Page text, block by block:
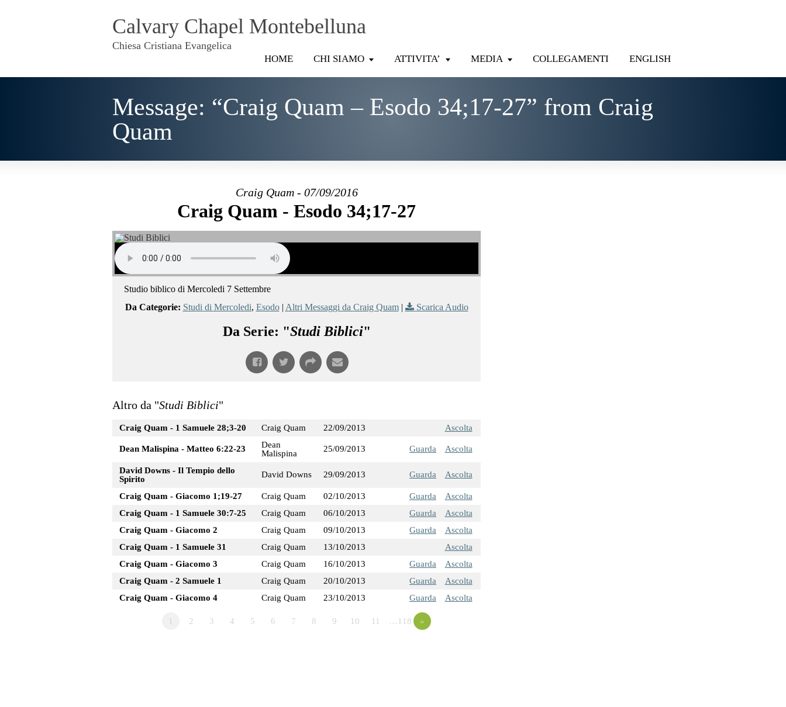
Calvary Chapel Montebelluna
Chiesa Cristiana Evangelica
HOME CHI SIAMO ATTIVITA’ MEDIA COLLEGAMENTI ENGLISH
Message: “Craig Quam – Esodo 34;17-27” from Craig
Quam
Craig Quam - 07/09/2016
Craig Quam - Esodo 34;17-27
Studio biblico di Mercoledi 7 Settembre
Da Categorie: Studi di Mercoledi, Esodo| Altri Messaggi da Craig Quam| Scarica Audio
Da Serie: "Studi Biblici"
Altro da "Studi Biblici"
Craig Quam - 1 Samuele 28;3-20 Craig Quam 22/09/2013 Ascolta
Dean Malispina - Matteo 6:22-23
Dean
Malispina
25/09/2013 Guarda Ascolta
David Downs - Il Tempio dello
Spirito
David Downs 29/09/2013 Guarda Ascolta
Craig Quam - Giacomo 1;19-27 Craig Quam 02/10/2013 Guarda
Ascolta
Craig Quam - 1 Samuele 30:7-25
Craig Quam 06/10/2013 Guarda
Ascolta
Craig Quam - Giacomo 2
Craig Quam 09/10/2013 Guarda
Ascolta
Craig Quam - 1 Samuele 31
Craig Quam 13/10/2013
Ascolta
Craig Quam - Giacomo 3
Craig Quam 16/10/2013 Guarda
Ascolta
Craig Quam - 2 Samuele 1
Craig Quam 20/10/2013 Guarda
Ascolta
Craig Quam - Giacomo 4
Craig Quam 23/10/2013 Guarda Ascolta
2 3 4 5 6 7 8 9 10 11 …118 »